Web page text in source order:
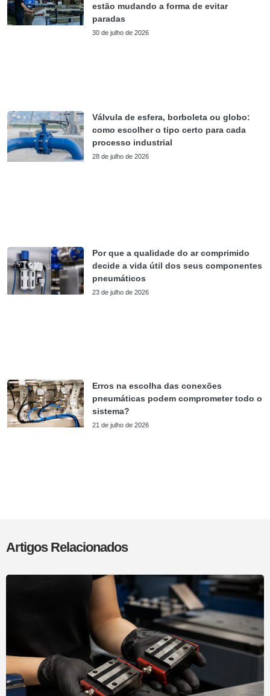
estão mudando a forma de evitar
paradas
30 de julho de 2026
Válvula de esfera, borboleta ou globo:
como escolher o tipo certo para cada
processo industrial
28 de julho de 2026
Por que a qualidade do ar comprimido
decide a vida útil dos seus componentes
pneumáticos
23 de julho de 2026
Erros na escolha das conexões
pneumáticas podem comprometer todo o
sistema?
21 de julho de 2026
Artigos Relacionados